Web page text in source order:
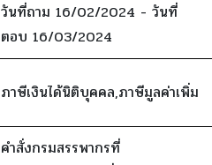
วันที่ถาม 16/02/2024 - วันที่
ตอบ 16/03/2024
ภาษีเงินได้นิติบุคคล,ภาษีมูลค่าเพิ่ม
คำสั่งกรมสรรพากรที่